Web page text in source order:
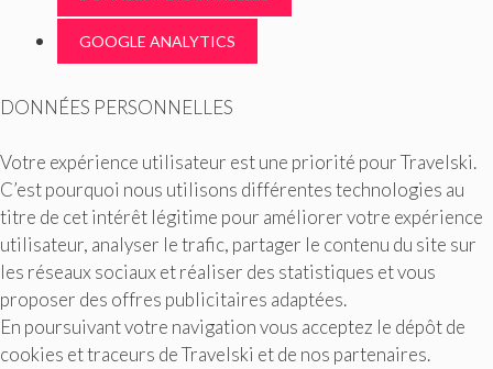
GOOGLE ANALYTICS
DONNÉES PERSONNELLES
Votre expérience utilisateur est une priorité pour Travelski.
C’est pourquoi nous utilisons différentes technologies au
titre de cet intérêt légitime pour améliorer votre expérience
utilisateur, analyser le trafic, partager le contenu du site sur
les réseaux sociaux et réaliser des statistiques et vous
proposer des offres publicitaires adaptées.
En poursuivant votre navigation vous acceptez le dépôt de
cookies et traceurs de Travelski et de nos partenaires.